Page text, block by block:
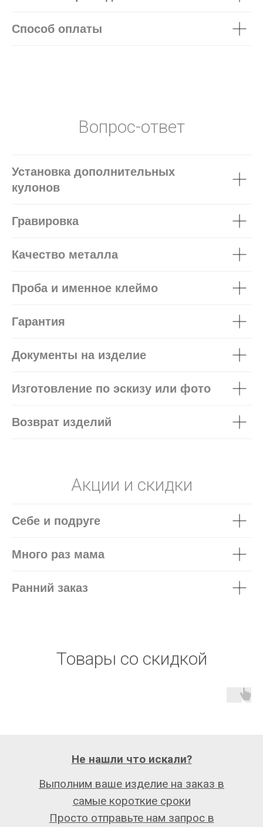
Способ оплаты
Вопрос-ответ
Установка дополнительных
кулонов
Гравировка
Качество металла
Проба и именное клеймо
Гарантия
Документы на изделие
Изготовление по эскизу или фото
Возврат изделий
Акции и скидки
Себе и подруге
Много раз мама
Ранний заказ
Товары со скидкой
Выполним ваше изделие на заказ в
самые короткие сроки
Просто отправьте нам запрос в
Не нашли что искали?